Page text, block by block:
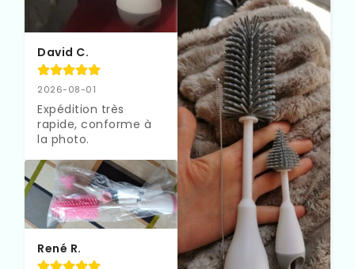
David C.
2026-08-01
Expédition très
rapide, conforme à
la photo.
René R.